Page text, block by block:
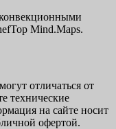
Mind.Maps.
отличаться от
технические
на сайте носит
офертой.